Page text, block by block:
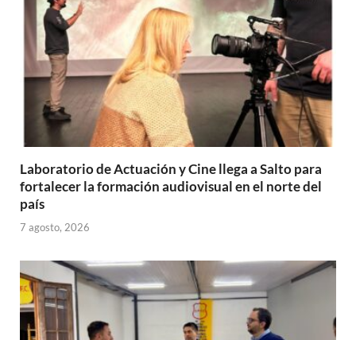
Laboratorio de Actuación y Cine llega a Salto para
fortalecer la formación audiovisual en el norte del
país
7 agosto, 2026